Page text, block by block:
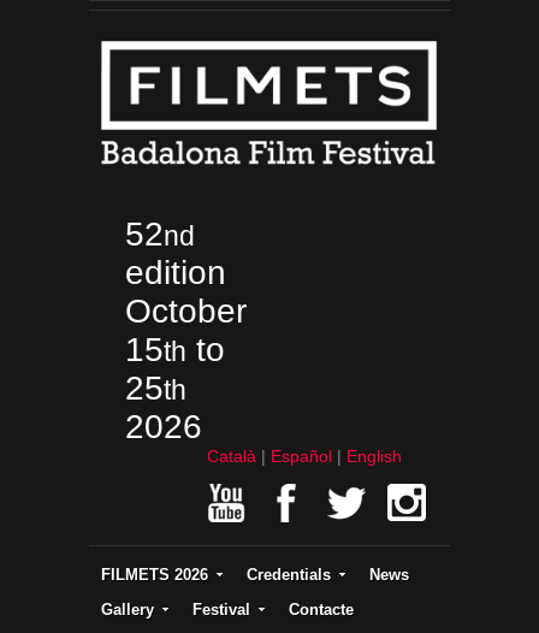
52nd
edition
October
15th to
25th
2026
Català Español English
FILMETS 2026 Credentials
News
Gallery
Festival
Contacte